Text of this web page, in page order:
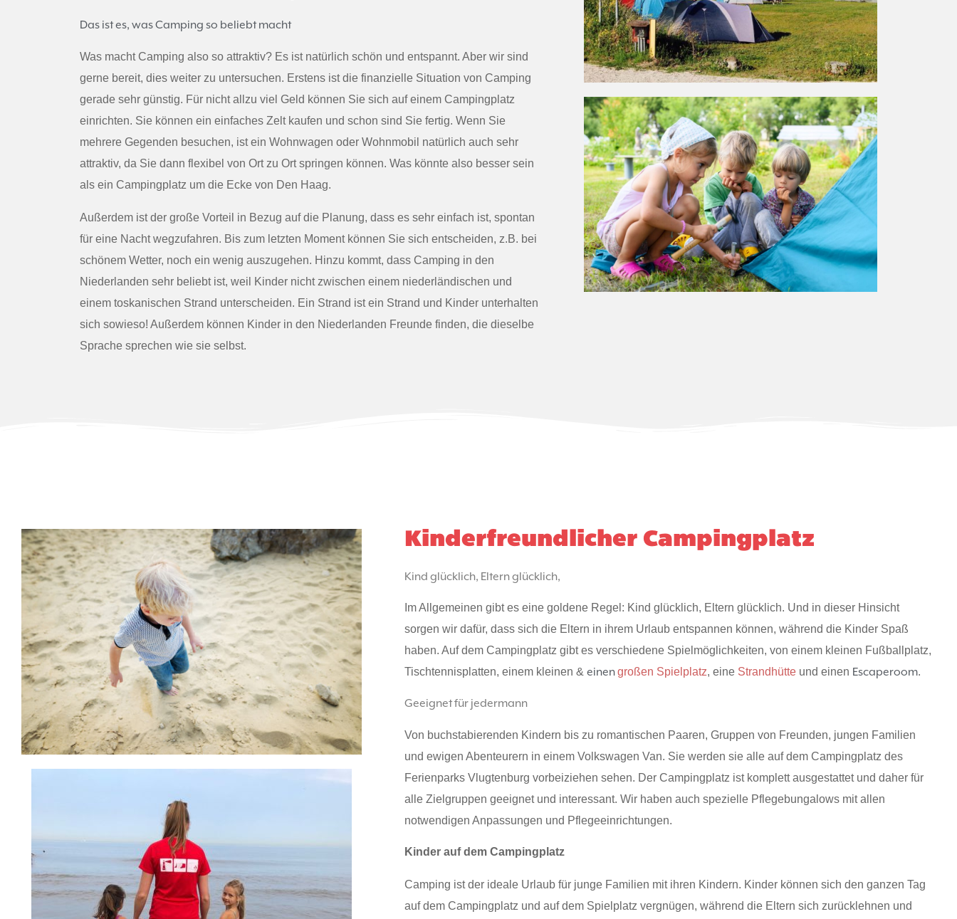
Das ist es, was Camping so beliebt macht
Was macht Camping also so attraktiv? Es ist natürlich schön und entspannt. Aber wir sind
gerne bereit, dies weiter zu untersuchen. Erstens ist die finanzielle Situation von Camping
gerade sehr günstig. Für nicht allzu viel Geld können Sie sich auf einem Campingplatz
einrichten. Sie können ein einfaches Zelt kaufen und schon sind Sie fertig. Wenn Sie
mehrere Gegenden besuchen, ist ein Wohnwagen oder Wohnmobil natürlich auch sehr
attraktiv, da Sie dann flexibel von Ort zu Ort springen können. Was könnte also besser sein
als ein Campingplatz um die Ecke von Den Haag.
Außerdem ist der große Vorteil in Bezug auf die Planung, dass es sehr einfach ist, spontan
für eine Nacht wegzufahren. Bis zum letzten Moment können Sie sich entscheiden, z.B. bei
schönem Wetter, noch ein wenig auszugehen. Hinzu kommt, dass Camping in den
Niederlanden sehr beliebt ist, weil Kinder nicht zwischen einem niederländischen und
einem toskanischen Strand unterscheiden. Ein Strand ist ein Strand und Kinder unterhalten
sich sowieso! Außerdem können Kinder in den Niederlanden Freunde finden, die dieselbe
Sprache sprechen wie sie selbst.
Kinderfreundlicher Campingplatz
Kind glücklich, Eltern glücklich,
Im Allgemeinen gibt es eine goldene Regel: Kind glücklich, Eltern glücklich. Und in dieser Hinsicht
sorgen wir dafür, dass sich die Eltern in ihrem Urlaub entspannen können, während die Kinder Spaß
haben. Auf dem Campingplatz gibt es verschiedene Spielmöglichkeiten, von einem kleinen Fußballplatz,
Tischtennisplatten, einem kleinen & einengroßen Spielplatz, eine Strandhütteund einen Escaperoom.
Geeignet für jedermann
Von buchstabierenden Kindern bis zu romantischen Paaren, Gruppen von Freunden, jungen Familien
und ewigen Abenteurern in einem Volkswagen Van. Sie werden sie alle auf dem Campingplatz des
Ferienparks Vlugtenburg vorbeiziehen sehen. Der Campingplatz ist komplett ausgestattet und daher für
alle Zielgruppen geeignet und interessant. Wir haben auch spezielle Pflegebungalows mit allen
notwendigen Anpassungen und Pflegeeinrichtungen.
Kinder auf dem Campingplatz
Camping ist der ideale Urlaub für junge Familien mit ihren Kindern. Kinder können sich den ganzen Tag
auf dem Campingplatz und auf dem Spielplatz vergnügen, während die Eltern sich zurücklehnen und